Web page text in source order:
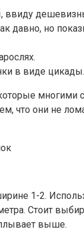
ввиду
давно, но
в виде цикады.
многими
что они не
1-2.
Стоит
выше.